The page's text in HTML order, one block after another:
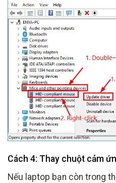
Cách 4: Thay chuột cảm
Nếu laptop bạn còn trong